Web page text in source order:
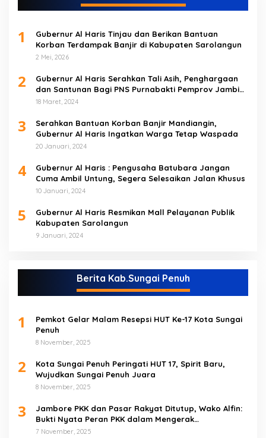
1
Gubernur Al Haris Tinjau dan Berikan Bantuan
Korban Terdampak Banjir di Kabupaten Sarolangun
2 Mei, 2026
2
Gubernur Al Haris Serahkan Tali Asih, Penghargaan
dan Santunan Bagi PNS Purnabakti Pemprov Jambi
Yang Berada di Sarolangun
18 Maret, 2024
3
Serahkan Bantuan Korban Banjir Mandiangin,
Gubernur Al Haris Ingatkan Warga Tetap Waspada
20 Januari, 2024
4
Gubernur Al Haris : Pengusaha Batubara Jangan
Cuma Ambil Untung, Segera Selesaikan Jalan Khusus
10 Januari, 2024
5
Gubernur Al Haris Resmikan Mall Pelayanan Publik
Kabupaten Sarolangun
9 Januari, 2024
Berita Kab.Sungai Penuh
1
Pemkot Gelar Malam Resepsi HUT Ke-17 Kota Sungai
Penuh
8 November, 2025
2
Kota Sungai Penuh Peringati HUT 17, Spirit Baru,
Wujudkan Sungai Penuh Juara
8 November, 2025
3
Jambore PKK dan Pasar Rakyat Ditutup, Wako Alfin:
Bukti Nyata Peran PKK dalam Mengerak
Perekonomian Masyarakat
7 November, 2025